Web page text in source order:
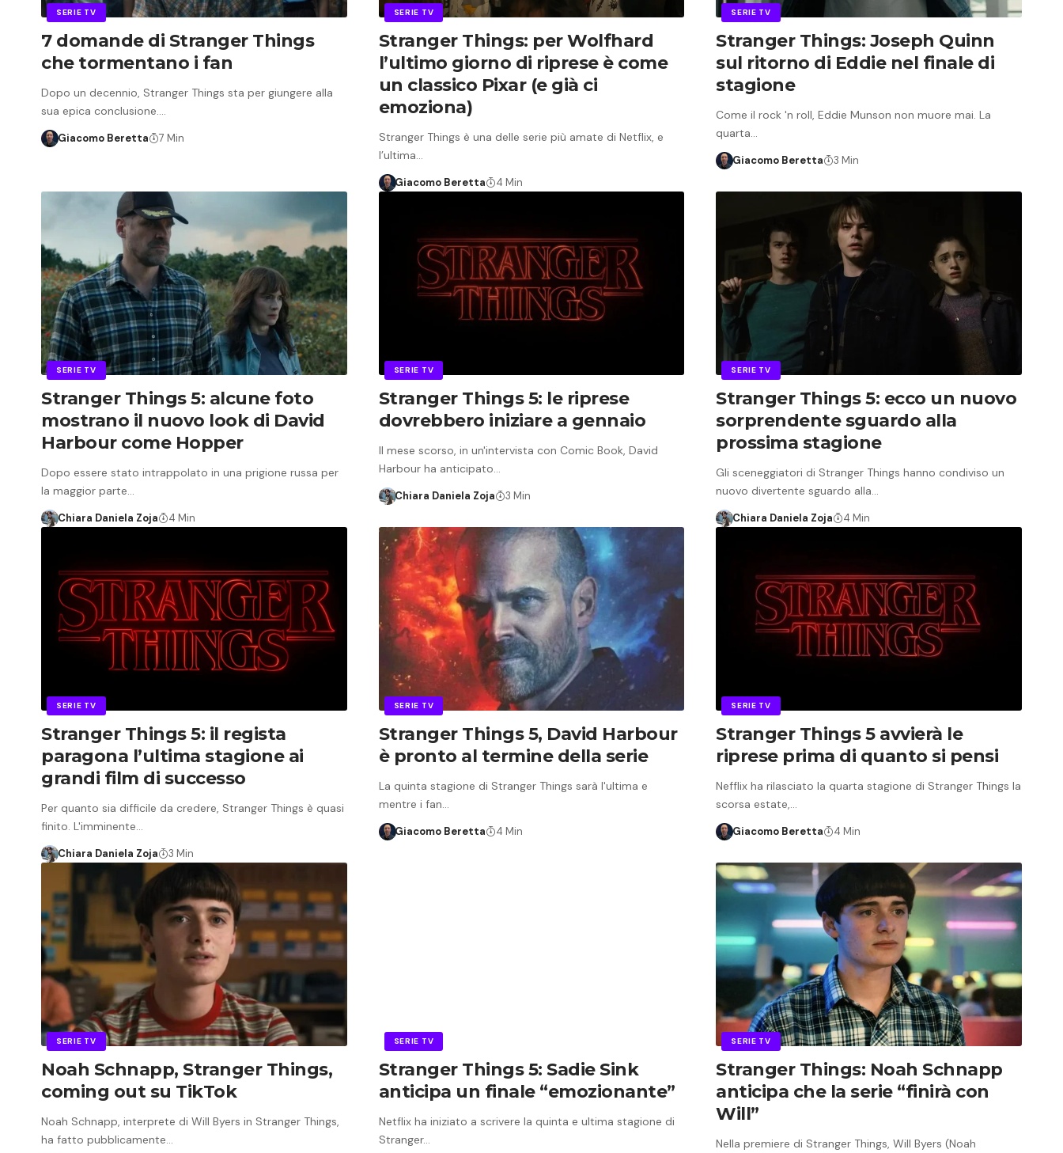
SERIE TV
7 domande di Stranger Things
che tormentano i fan
Dopo un decennio, Stranger Things sta per giungere alla
sua epica conclusione.…
Giacomo Beretta 7 Min
SERIE TV
Stranger Things: per Wolfhard
l’ultimo giorno di riprese è come
un classico Pixar (e già ci
emoziona)
Stranger Things è una delle serie più amate di Netflix, e
l’ultima…
Giacomo Beretta 4 Min
SERIE TV
Stranger Things: Joseph Quinn
sul ritorno di Eddie nel finale di
stagione
Come il rock 'n roll, Eddie Munson non muore mai. La
quarta…
Giacomo Beretta 3 Min
SERIE TV
Stranger Things 5: alcune foto
mostrano il nuovo look di David
Harbour come Hopper
Dopo essere stato intrappolato in una prigione russa per
la maggior parte…
Chiara Daniela Zoja 4 Min
SERIE TV
Stranger Things 5: le riprese
dovrebbero iniziare a gennaio
Il mese scorso, in un'intervista con Comic Book, David
Harbour ha anticipato…
Chiara Daniela Zoja 3 Min
SERIE TV
Stranger Things 5: ecco un nuovo
sorprendente sguardo alla
prossima stagione
Gli sceneggiatori di Stranger Things hanno condiviso un
nuovo divertente sguardo alla…
Chiara Daniela Zoja 4 Min
SERIE TV
Stranger Things 5: il regista
paragona l’ultima stagione ai
grandi film di successo
Per quanto sia difficile da credere, Stranger Things è quasi
finito. L'imminente…
Chiara Daniela Zoja 3 Min
SERIE TV
Stranger Things 5, David Harbour
è pronto al termine della serie
La quinta stagione di Stranger Things sarà l'ultima e
mentre i fan…
Giacomo Beretta 4 Min
SERIE TV
Stranger Things 5 avvierà le
riprese prima di quanto si pensi
Nefflix ha rilasciato la quarta stagione di Stranger Things la
scorsa estate,…
Giacomo Beretta 4 Min
SERIE TV
Noah Schnapp, Stranger Things,
coming out su TikTok
Noah Schnapp, interprete di Will Byers in Stranger Things,
ha fatto pubblicamente…
SERIE TV
Stranger Things 5: Sadie Sink
anticipa un finale “emozionante”
Netflix ha iniziato a scrivere la quinta e ultima stagione di
Stranger…
SERIE TV
Stranger Things: Noah Schnapp
anticipa che la serie “finirà con
Will”
Nella premiere di Stranger Things, Will Byers (Noah